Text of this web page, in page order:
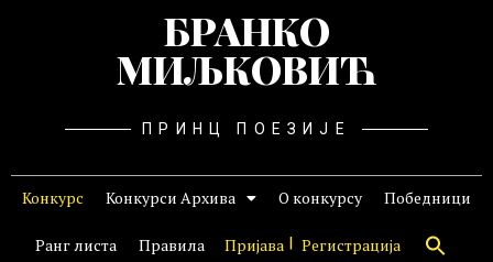
БРАНКО
МИЉКОВИЋ
ПРИНЦ ПОЕЗИЈЕ
Конкурс Конкурси Архива О конкурсу Победници
Ранг листа Правила Пријава Регистрација